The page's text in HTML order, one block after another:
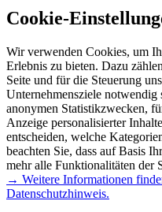
Cookie-
Wir verwenden Cookies, um
Erlebnis zu bieten. Dazu
Seite und für die Steuerung
Unternehmensziele
anonymen Statistikzwecken,
Anzeige personalisierter
entscheiden, welche
beachten Sie, dass auf Basis
mehr alle Funktionalitäten der
→ Weitere Informationen
Datenschutzhinweis.